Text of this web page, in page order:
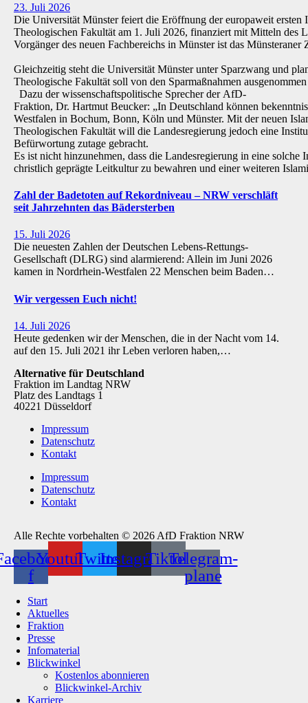
23. Juli 2026
Die Universität Münster feiert die Eröffnung der europaweit ersten
Theologischen Fakultät am 1. Juli 2026, finanziert mit Mitteln des
Vorgänger des neuen Fachbereichs in Münster ist das
Gleichzeitig steht die Universität Münster unter Sparzwang und
Theologische Fakultät soll von den Sparmaßnahmen
Dazu der wissenschaftspolitische Sprecher der AfD-
Fraktion, Dr. Hartmut Beucker: „In Deutschland können
Westfalen in Bochum, Bonn, Köln und Münster. Mit der neuen
Theologischen Fakultät will die Landesregierung jedoch eine
Befürwortung zutage gebracht.
Es ist nicht hinzunehmen, dass die Landesregierung in eine
christlich geprägte Leitkultur zu bewahren und einer weiteren
Zahl der Badetoten auf Rekordniveau – NRW verschläft
seit Jahrzehnten das Bädersterben
15. Juli 2026
Die neuesten Zahlen der Deutschen Lebens-Rettungs-
Gesellschaft (DLRG) sind alarmierend: Allein im Juni 2026
kamen in Nordrhein-Westfalen 22 Menschen beim Baden…
Wir vergessen Euch nicht!
14. Juli 2026
Heute gedenken wir der Menschen, die in der Nacht vom 14.
auf den 15. Juli 2021 ihr Leben verloren haben,…
Alternative für Deutschland
Fraktion im Landtag NRW
Platz des Landtags 1
40221 Düsseldorf
Impressum
Datenschutz
Kontakt
Impressum
Datenschutz
Kontakt
Alle Rechte vorbehalten © 2026 AfD Fraktion NRW
f
YoutubeTwitterInstagramTiktokTelegram-
plane
Start
Aktuelles
Fraktion
Presse
Infomaterial
Blickwinkel
Kostenlos abonnieren
Blickwinkel-Archiv
Karriere